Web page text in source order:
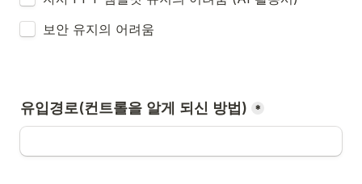
보안 유지의 어려움
유입경로(컨트롤을 알게 되신 방법) *